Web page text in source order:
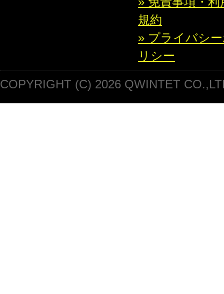
規約
» プライバシ
リシー
COPYRIGHT (C) 2026 QWINTET